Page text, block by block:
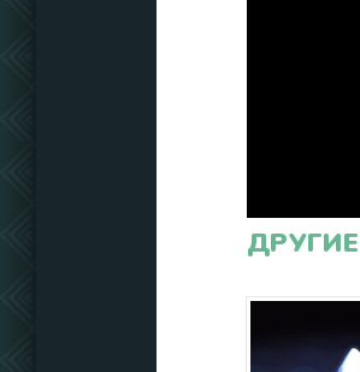
ДРУГИЕ